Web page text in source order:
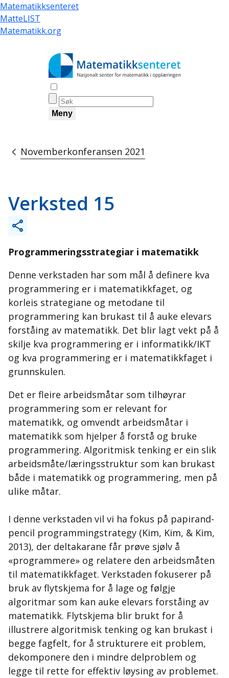
Hopp
til
hovedinnhold
Matematikksenteret
MatteLIST
Matematikk.org
Meny
Navigasjonssti
Novemberkonferansen 2021
Verksted 15
Programmeringsstrategiar i matematikk
Denne verkstaden har som mål å definere kva
programmering er i matematikkfaget, og
korleis strategiane og metodane til
programmering kan brukast til å auke elevars
forståing av matematikk. Det blir lagt vekt på å
skilje kva programmering er i informatikk/IKT
og kva programmering er i matematikkfaget i
grunnskulen.
Det er fleire arbeidsmåtar som tilhøyrar
programmering som er relevant for
matematikk, og omvendt arbeidsmåtar i
matematikk som hjelper å forstå og bruke
programmering. Algoritmisk tenking er ein slik
arbeidsmåte/læringsstruktur som kan brukast
både i matematikk og programmering, men på
ulike måtar.
I denne verkstaden vil vi ha fokus på papir­and­
pencil programmingstrategy (Kim, Kim, & Kim,
2013), der deltakarane får prøve sjølv å
«programmere» og relatere den arbeidsmåten
til matematikkfaget. Verkstaden fokuserer på
bruk av flytskjema for å lage og følgje
algoritmar som kan auke elevars forståing av
matematikk. Flytskjema blir brukt for å
illustrere algoritmisk tenking og kan brukast i
begge fagfelt, for å strukturere eit problem,
dekomponere den i mindre delproblem og
legge til rette for effektiv løysing av problemet.